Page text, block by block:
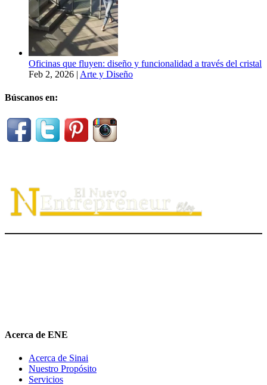
Oficinas que fluyen: diseño y funcionalidad a través del cristal
Feb 2, 2026 | Arte y Diseño
Búscanos en:
Acerca de ENE
Acerca de Sinai
Nuestro Propósito
Servicios